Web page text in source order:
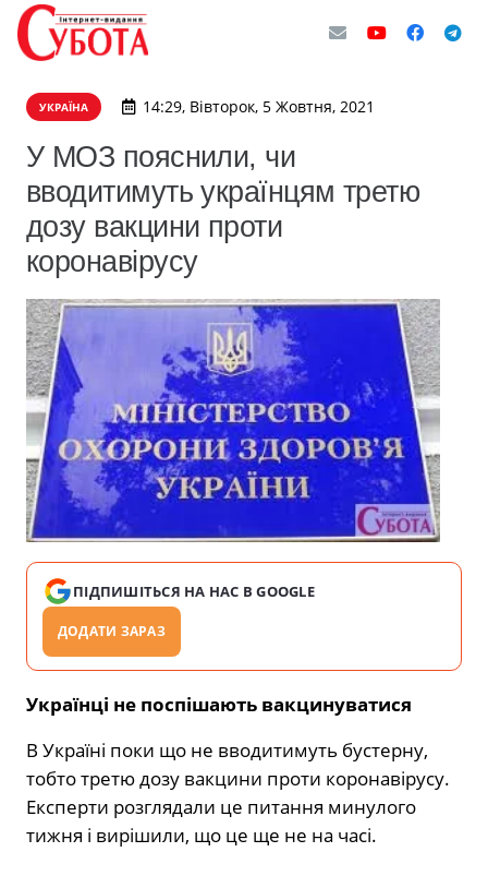
УКРАЇНА 14:29, Вівторок, 5 Жовтня, 2021
У МОЗ пояснили, чи
вводитимуть українцям третю
дозу вакцини проти
коронавірусу
ПІДПИШІТЬСЯ НА НАС В GOOGLE
ДОДАТИ ЗАРАЗ
Українці не поспішають вакцинуватися
В Україні поки що не вводитимуть бустерну,
тобто третю дозу вакцини проти коронавірусу.
Експерти розглядали це питання минулого
тижня і вирішили, що це ще не на часі.